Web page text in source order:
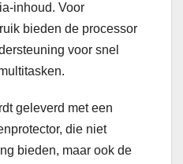
inhoud. Voor
bieden de processor
voor snel
geleverd met een
die niet
bieden, maar ook de